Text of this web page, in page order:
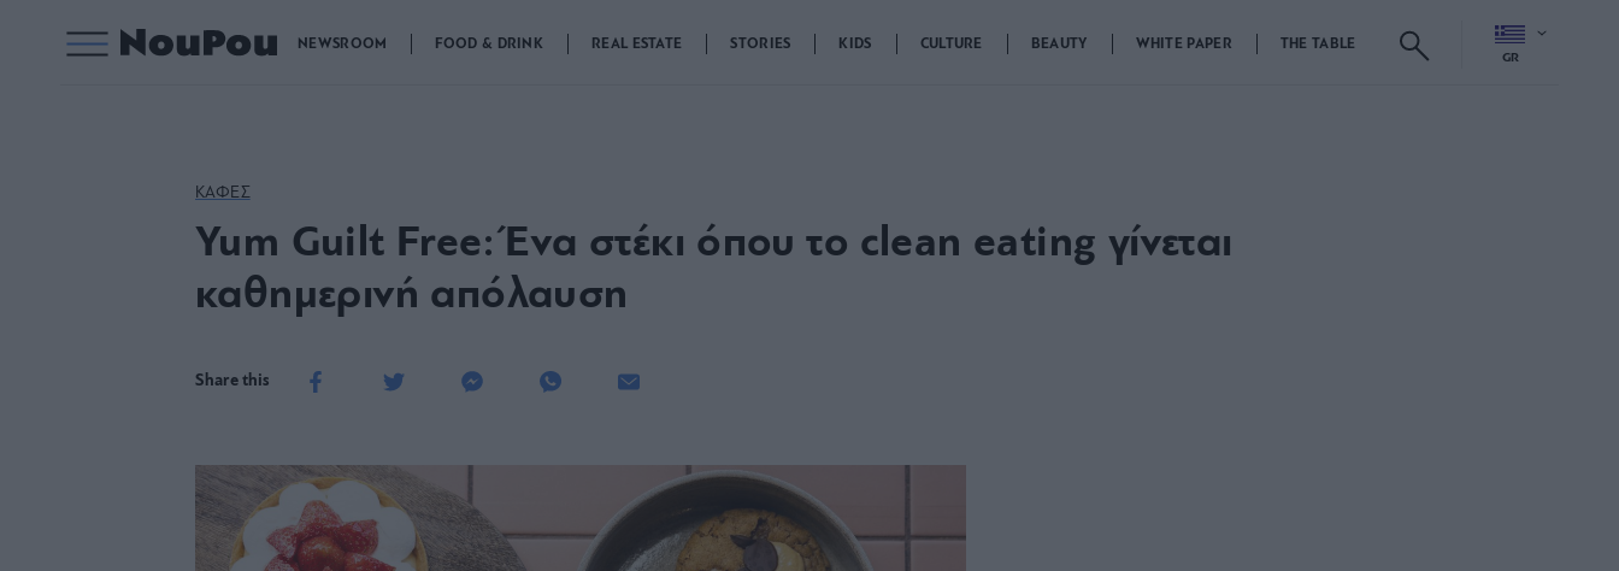
NEWSROOM FOOD & DRINK REAL ESTATE STORIES KIDS CULTURE BEAUTY WHITE PAPER THE TABLE
GR
ΚΑΦΕΣ
Yum Guilt Free: Ένα στέκι όπου το clean eating γίνεται
καθημερινή απόλαυση
Share this